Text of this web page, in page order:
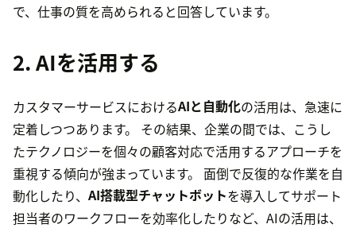
で、仕事の質を高められると回答しています。
2. AIを活用する
カスタマーサービスにおけるAIと自動化の活用は、急速に
定着しつつあります。 その結果、企業の間では、こうし
たテクノロジーを個々の顧客対応で活用するアプローチを
重視する傾向が強まっています。 面倒で反復的な作業を自
動化したり、 AI搭載型チャットボットを導入してサポート
担当者のワークフローを効率化したりなど、AIの活用は、